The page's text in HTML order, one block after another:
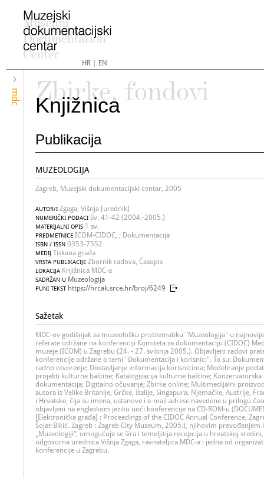
HR| EN
mdc
Zbirke, fondovi
Knjižnica
Publikacija
MUZEOLOGIJA
Zagreb, Muzejski dokumentacijski centar, 2005
AUTOR/I Zgaga, Višnja [urednik]
NUMERIČKI PODACI Sv. 41-42 (2004.-2005.)
MATERIJALNI OPIS 1 sv.
PREDMETNICE ICOM-CIDOC, ; Dokumentacija
ISBN / ISSN 0353-7552
MEDIJ Tiskana građa
VRSTA PUBLIKACIJE Zbornik radova, Časopis
LOKACIJA Knjižnica MDC-a
SADRŽAN U Muzeologija
PUNI TEKST https://hrcak.srce.hr/broj/6249
Sažetak
MDC-ov godišnjak za muzeološku problematiku "Muzeologija" u
referate održane na konferenciji Komiteta za dokumentaciju (CIDOC)
muzeje (ICOM) u Zagrebu (24. - 27. svibnja 2005.). Objavljeni radovi
konferencije održane o temi "Dokumentacija i korisnici". To su:
radno otvorenje; Dostavljanje informacija korisnicima; Modeliranje
projekti kulturne baštine; Katalogizacija kulturne baštine;
dokumentacija; Digitalno očuvanje; Zbirke online; Multimedijalni
autora iz Velike Britanije, Grčke, Italije, Singapura, Njemačke, Austrije,
i Hrvatske, čija su imena, ustanove i e-mail adrese navedene u prilogu
objavljeni na engleskom jeziku uoči konferencije na CD-ROM-u
[Elektronička građa] : Proceedings of the CIDOC Annual Conference,
Šojat-Bikić. Zagreb : Zagreb City Museum, 2005.), njihovim
„Muzeologiji“, omogućuje se šira i temeljitija recepcija u hrvatskoj
odgovorna urednica Višnja Zgaga, ravnateljica MDC-a i jedna od
konferencije u Zagrebu.